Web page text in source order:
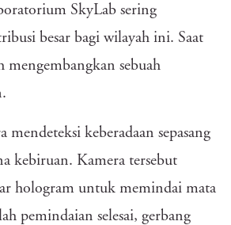
SkyLab sering
besar bagi wilayah ini. Saat
mengembangkan sebuah
mendeteksi keberadaan sepasang
kebiruan. Kamera tersebut
hologram untuk memindai mata
pemindaian selesai, gerbang